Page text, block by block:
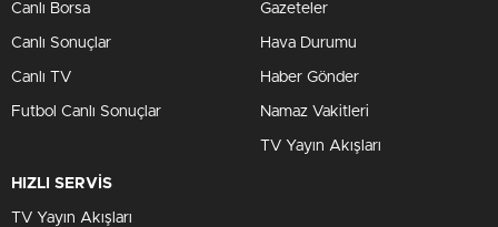
Canlı Borsa
Canlı Sonuçlar
Canlı TV
Futbol Canlı Sonuçlar
Gazeteler
Hava Durumu
Haber Gönder
Namaz Vakitleri
TV Yayın Akışları
HIZLI SERVİS
TV Yayın Akışları